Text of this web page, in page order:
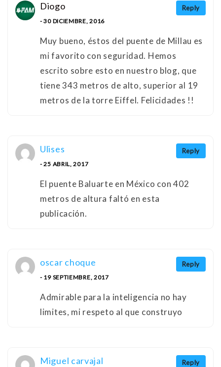
Reply
Diogo
- 30 DICIEMBRE, 2016
Muy bueno, éstos del puente de Millau es
mi favorito con seguridad. Hemos
escrito sobre esto en nuestro blog, que
tiene 343 metros de alto, superior al 19
metros de la torre Eiffel. Felicidades !!
Reply
Ulises
- 25 ABRIL, 2017
El puente Baluarte en México con 402
metros de altura faltó en esta
publicación.
Reply
oscar choque
- 19 SEPTIEMBRE, 2017
Admirable para la inteligencia no hay
limites, mi respeto al que construyo
Reply
Miguel carvajal